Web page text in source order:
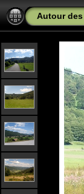
Autour